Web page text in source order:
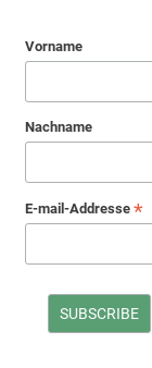
Vorname
Nachname
E-mail-Addresse *